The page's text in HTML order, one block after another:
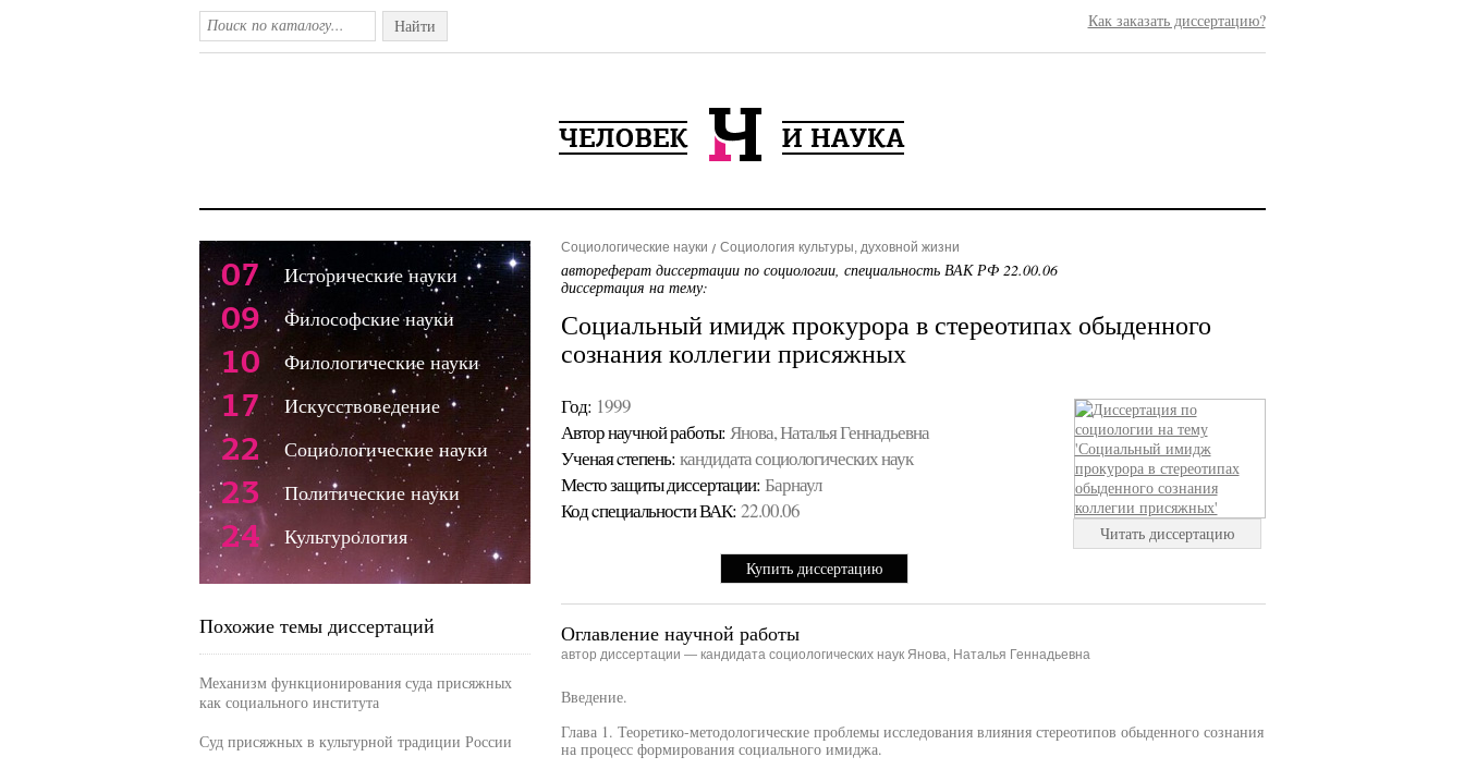
Найти Как заказать диссертацию?
Социологические науки Социология культуры, духовной жизни
автореферат диссертации по социологии, специальность ВАК РФ 22.00.06
диссертация на тему:
Социальный имидж прокурора в стереотипах обыденного
сознания коллегии присяжных
Год: 1999
Автор научной работы: Янова, Наталья Геннадьевна
Ученая cтепень: кандидата социологических наук
Место защиты диссертации: Барнаул
Код cпециальности ВАК: 22.00.06
Купить диссертацию
Читать диссертацию
Оглавление научной работы
автор диссертации — кандидата социологических наук Янова, Наталья Геннадьевна
Введение.
Глава 1. Теоретико-методологические проблемы исследования влияния стереотипов обыденного сознания
на процесс формирования социального имиджа.
07 Исторические науки
09 Философские науки
10 Филологические науки
17 Искусствоведение
22 Социологические науки
23 Политические науки
24 Культурология
Похожие темы диссертаций
Механизм функционирования суда присяжных
как социального института
Суд присяжных в культурной традиции России